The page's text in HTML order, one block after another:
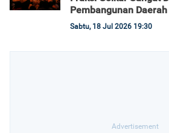
Pembangunan Daerah
Sabtu, 18 Jul 2026 19:30